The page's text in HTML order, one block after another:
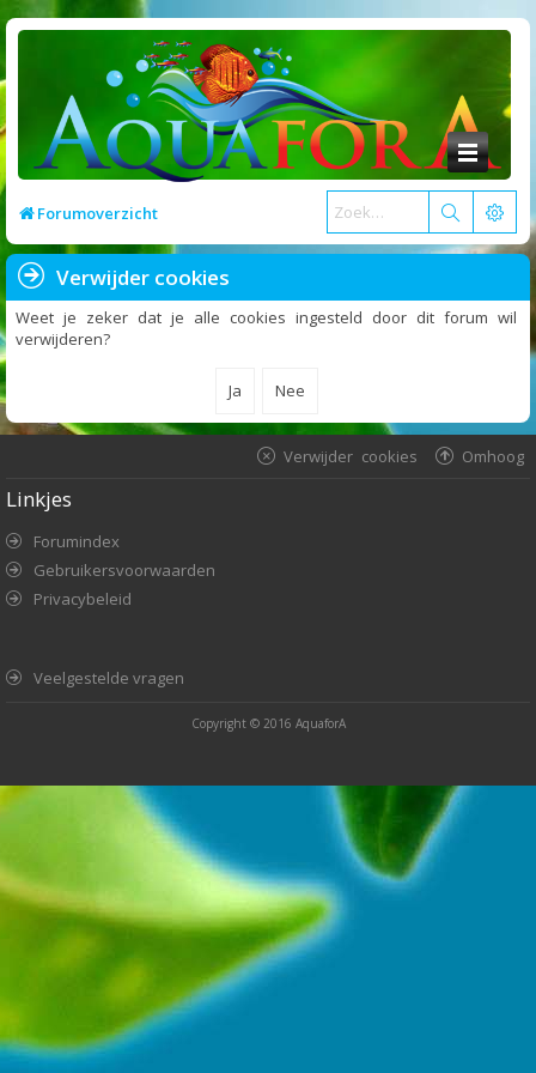
Forumoverzicht
Verwijder cookies
Weet je zeker dat je alle cookies ingesteld door dit forum wil
verwijderen?
Omhoog
Verwijder cookies
Linkjes
Forumindex
Gebruikersvoorwaarden
Privacybeleid
Veelgestelde vragen
Copyright © 2016 AquaforA